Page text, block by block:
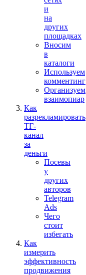
и
на
других
площадках
Вносим
в
каталоги
Используем
комментинг
Организуем
взаимопиар
Как
разрекламировать
ТГ-
канал
за
деньги
Посевы
у
других
авторов
Telegram
Ads
Чего
стоит
избегать
Как
измерить
эффективность
продвижения